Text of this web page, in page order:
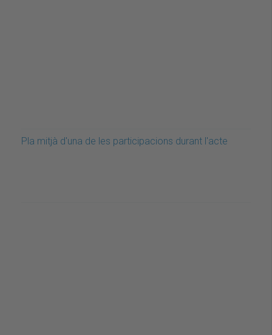
Pla mitjà d'una de les participacions durant l'acte